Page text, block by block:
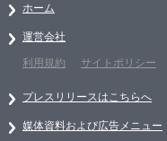
ホーム
運営会社
利用規約
サイトポリシー
プレスリリースはこちらへ
媒体資料および広告メニュー